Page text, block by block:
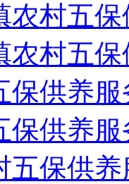
农村五
农村五
保供养
保供养
五保供